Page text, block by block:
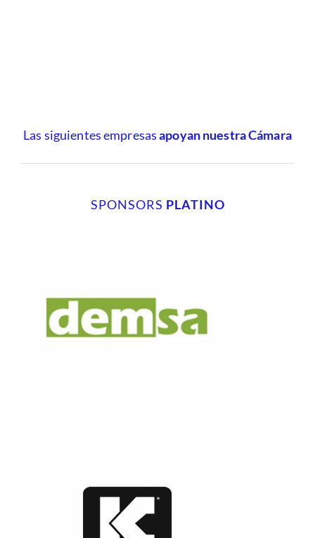
Las siguientes empresasapoyan nuestra Cámara
SPONSORS PLATINO